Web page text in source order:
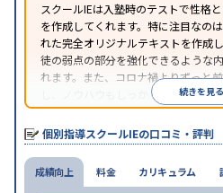
スクールIEは入塾時のテストで性格
を作成してくれます。特に注目なの
れた完全オリジナルテキストを作成
徒の弱点の部分を強化できるような
れます。また、コロナ禍よりずっと
し、ノウハウもしっかりとしていま
な個別指導塾です。
続きを見る
個別指導スクールIEの口コミ・評判
成績向上 料金 カリキュラム